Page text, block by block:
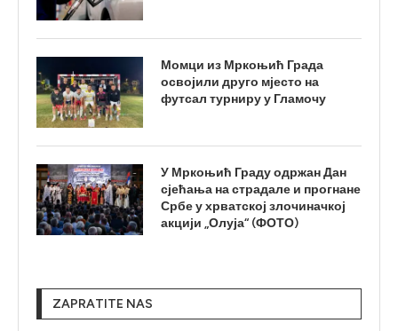
Момци из Мркоњић Града
освојили друго мјесто на
футсал турниру у Гламочу
У Мркоњић Граду одржан Дан
сјећања на страдале и прогнане
Србе у хрватској злочиначкој
акцији „Олуја“ (ФОТО)
ZAPRATITE NAS